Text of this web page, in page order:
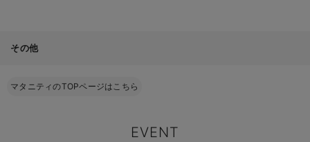
その他
マタニティのTOPページはこちら
EVENT